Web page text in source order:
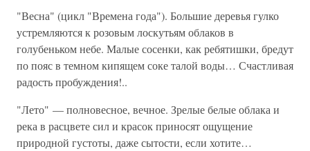
"Весна" (цикл "Времена года"). Большие деревья гулко
устремляются к розовым лоскутьям облаков в
голубеньком небе. Малые сосенки, как ребятишки, бредут
по пояс в темном кипящем соке талой воды… Счастливая
радость пробуждения!..
"Лето" — полновесное, вечное. Зрелые белые облака и
река в расцвете сил и красок приносят ощущение
природной густоты, даже сытости, если хотите…